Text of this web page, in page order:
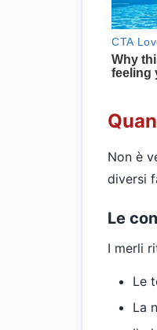
Non è
diversi
Le
I merli
Le
La